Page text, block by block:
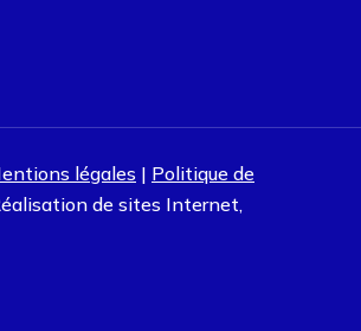
légales | Politique de
de sites Internet,